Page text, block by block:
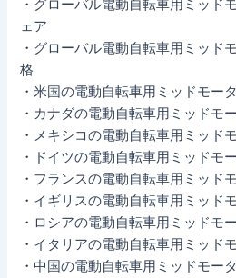
・グローバル電動自転車用ミッド
ェア
・グローバル電動自転車用ミッド
格
・米国の電動自転車用ミッドモー
・カナダの電動自転車用ミッドモ
・メキシコの電動自転車用ミッド
・ドイツの電動自転車用ミッドモ
・フランスの電動自転車用ミッド
・イギリスの電動自転車用ミッド
・ロシアの電動自転車用ミッドモ
・イタリアの電動自転車用ミッド
・中国の電動自転車用ミッドモー